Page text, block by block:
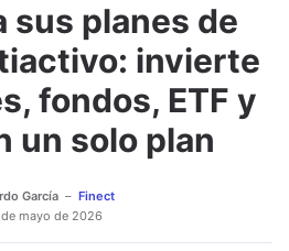
sus planes de
invierte
fondos, ETF y
un solo plan
García
Finect
mayo de 2026